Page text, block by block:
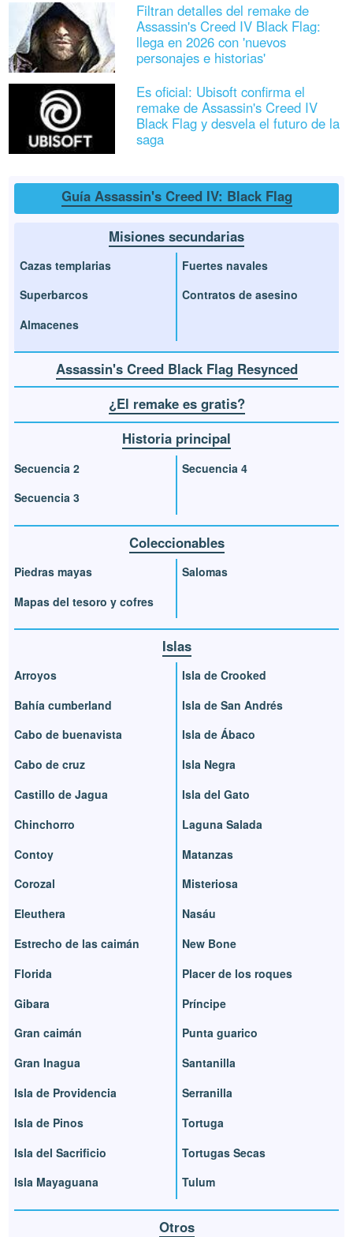
Filtran detalles del remake de
Assassin's Creed IV Black Flag:
llega en 2026 con 'nuevos
personajes e historias'
Es oficial: Ubisoft confirma el
remake de Assassin's Creed IV
Black Flag y desvela el futuro de la
saga
Guía Assassin's Creed IV: Black Flag
Misiones secundarias
Cazas templarias
Superbarcos
Almacenes
Fuertes navales
Contratos de asesino
Assassin's Creed Black Flag Resynced
¿El remake es gratis?
Historia principal
Secuencia 2
Secuencia 3
Secuencia 4
Coleccionables
Piedras mayas
Mapas del tesoro y cofres
Salomas
Islas
Arroyos
Bahía cumberland
Cabo de buenavista
Cabo de cruz
Castillo de Jagua
Chinchorro
Contoy
Corozal
Eleuthera
Estrecho de las caimán
Florida
Gibara
Gran caimán
Gran Inagua
Isla de Providencia
Isla de Pinos
Isla del Sacrificio
Isla Mayaguana
Isla de Crooked
Isla de San Andrés
Isla de Ábaco
Isla Negra
Isla del Gato
Laguna Salada
Matanzas
Misteriosa
Nasáu
New Bone
Placer de los roques
Príncipe
Punta guarico
Santanilla
Serranilla
Tortuga
Tortugas Secas
Tulum
Otros